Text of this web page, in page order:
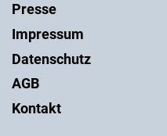
Presse
Impressum
Datenschutz
AGB
Kontakt